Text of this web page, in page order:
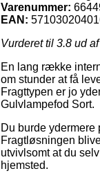
Varenummer:
EAN:
Vurderet til 3.8 ud
En lang række
om stunder at få
Fragttypen er jo
Gulvlampefod Sort.
Du burde
Fragtløsningen
utvivlsomt at du
hjemsted.